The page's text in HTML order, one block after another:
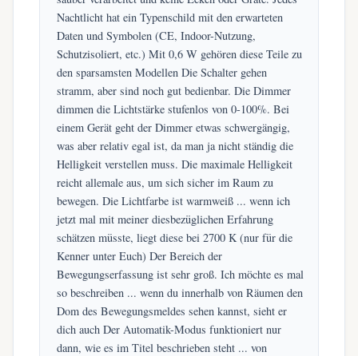
Nachtlicht hat ein Typenschild mit den erwarteten
Daten und Symbolen (CE, Indoor-Nutzung,
Schutzisoliert, etc.) Mit 0,6 W gehören diese Teile zu
den sparsamsten Modellen Die Schalter gehen
stramm, aber sind noch gut bedienbar. Die Dimmer
dimmen die Lichtstärke stufenlos von 0-100%. Bei
einem Gerät geht der Dimmer etwas schwergängig,
was aber relativ egal ist, da man ja nicht ständig die
Helligkeit verstellen muss. Die maximale Helligkeit
reicht allemale aus, um sich sicher im Raum zu
bewegen. Die Lichtfarbe ist warmweiß ... wenn ich
jetzt mal mit meiner diesbezüglichen Erfahrung
schätzen müsste, liegt diese bei 2700 K (nur für die
Kenner unter Euch) Der Bereich der
Bewegungserfassung ist sehr groß. Ich möchte es mal
so beschreiben ... wenn du innerhalb von Räumen den
Dom des Bewegungsmeldes sehen kannst, sieht er
dich auch Der Automatik-Modus funktioniert nur
dann, wie es im Titel beschrieben steht ... von